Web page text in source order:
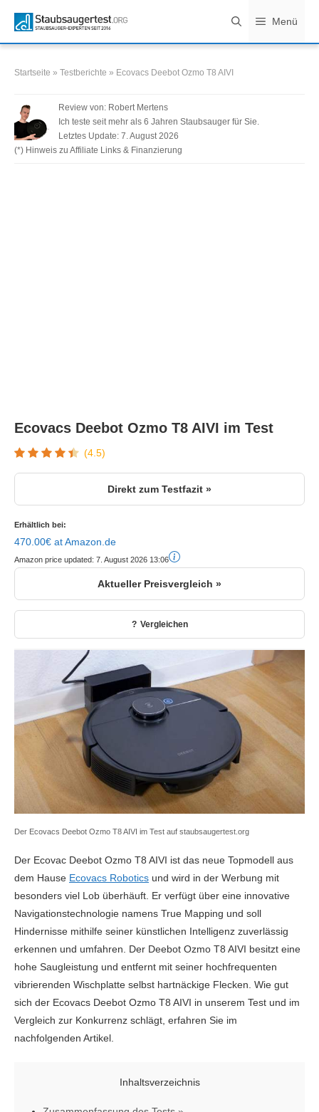
Inhalt
springen
Menü
Startseite » Testberichte » Ecovacs Deebot Ozmo T8 AIVI
Review von: Robert Mertens
Ich teste seit mehr als 6 Jahren Staubsauger für Sie.
Letztes Update: 7. August 2026
(*) Hinweis zu Affiliate Links & Finanzierung
Ecovacs Deebot Ozmo T8 AIVI im Test
(4.5)
Direkt zum Testfazit »
Erhältlich bei:
470.00€ at Amazon.de
Amazon price updated: 7. August 2026 13:06
Aktueller Preisvergleich »
Vergleichen
Der Ecovacs Deebot Ozmo T8 AIVI im Test auf staubsaugertest.org
Der Ecovac Deebot Ozmo T8 AIVI ist das neue Topmodell aus
dem Hause Ecovacs Robotics und wird in der Werbung mit
besonders viel Lob überhäuft. Er verfügt über eine innovative
Navigationstechnologie namens True Mapping und soll
Hindernisse mithilfe seiner künstlichen Intelligenz zuverlässig
erkennen und umfahren. Der Deebot Ozmo T8 AIVI besitzt eine
hohe Saugleistung und entfernt mit seiner hochfrequenten
vibrierenden Wischplatte selbst hartnäckige Flecken. Wie gut
sich der Ecovacs Deebot Ozmo T8 AIVI in unserem Test und im
Vergleich zur Konkurrenz schlägt, erfahren Sie im
nachfolgenden Artikel.
Inhaltsverzeichnis